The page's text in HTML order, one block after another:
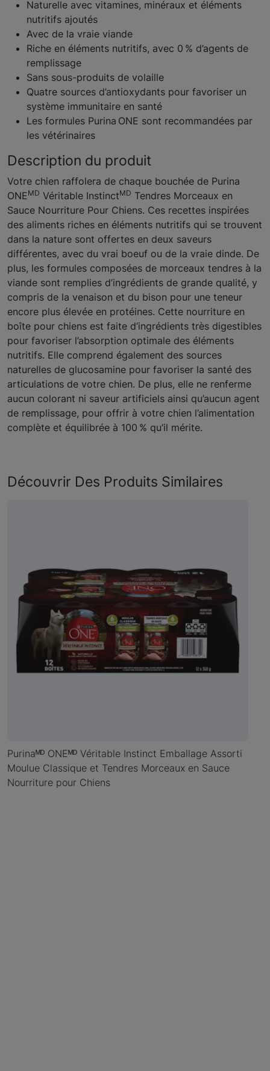
Naturelle avec vitamines, minéraux et éléments
nutritifs ajoutés
Avec de la vraie viande
Riche en éléments nutritifs, avec 0 % d’agents de
remplissage
Sans sous-produits de volaille
Quatre sources d’antioxydants pour favoriser un
système immunitaire en santé
Les formules Purina ONE sont recommandées par
les vétérinaires
Description du produit
Votre chien raffolera de chaque bouchée de Purina
ONEMD Véritable InstinctMD Tendres Morceaux en
Sauce Nourriture Pour Chiens. Ces recettes inspirées
des aliments riches en éléments nutritifs qui se trouvent
dans la nature sont offertes en deux saveurs
différentes, avec du vrai boeuf ou de la vraie dinde. De
plus, les formules composées de morceaux tendres à la
viande sont remplies d’ingrédients de grande qualité, y
compris de la venaison et du bison pour une teneur
encore plus élevée en protéines. Cette nourriture en
boîte pour chiens est faite d’ingrédients très digestibles
pour favoriser l’absorption optimale des éléments
nutritifs. Elle comprend également des sources
naturelles de glucosamine pour favoriser la santé des
articulations de votre chien. De plus, elle ne renferme
aucun colorant ni saveur artificiels ainsi qu’aucun agent
de remplissage, pour offrir à votre chien l’alimentation
complète et équilibrée à 100 % qu’il mérite.
Découvrir Des Produits Similaires
Purinaᴹᴰ ONEᴹᴰ Véritable Instinct Emballage Assorti
Moulue Classique et Tendres Morceaux en Sauce
Nourriture pour Chiens